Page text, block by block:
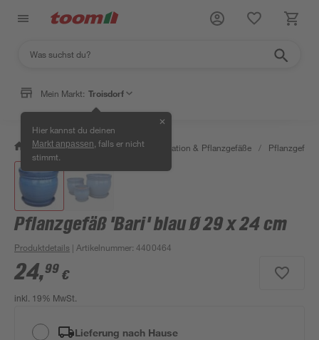
Mein Markt: Troisdorf
Hier kannst du deinen
Markt anpassen , falls er nicht
stimmt.
✕
/ Garten & Freizeit / Gartendekoration & Pflanzgefäße /
Pflanzgefäß 'Bari' blau Ø 29 x 24 cm
Produktdetails | Artikelnummer:4400464
24,99 €
inkl. 19% MwSt.
Lieferung nach Hause